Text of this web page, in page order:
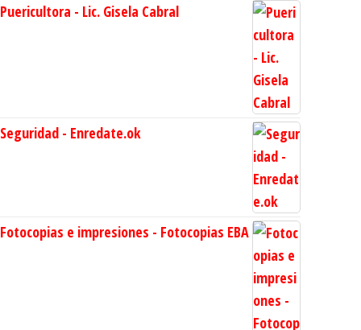
Puericultora - Lic. Gisela Cabral
Seguridad - Enredate.ok
Fotocopias e impresiones - Fotocopias EBA